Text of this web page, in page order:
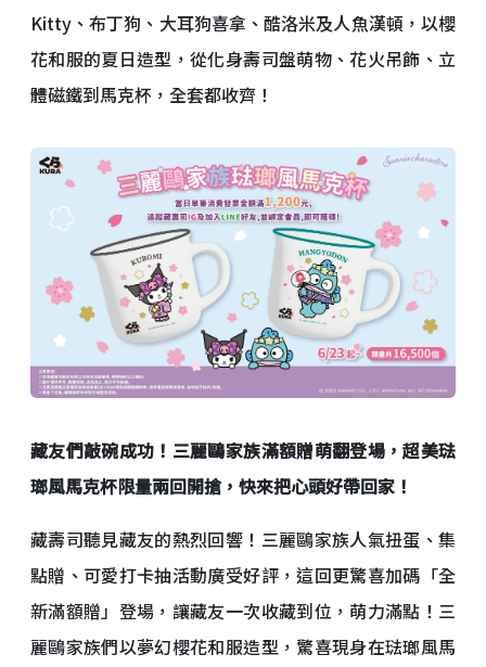
Kitty、布丁狗、大耳狗喜拿、酷洛米及人魚漢頓，以櫻
花和服的夏日造型，從化身壽司盤萌物、花火吊飾、立
體磁鐵到馬克杯，全套都收齊！
藏友們敲碗成功！三麗鷗家族滿額贈萌翻登場，超美琺
瑯風馬克杯限量兩回開搶，快來把心頭好帶回家！
藏壽司聽見藏友的熱烈回響！三麗鷗家族人氣扭蛋、集
點贈、可愛打卡抽活動廣受好評，這回更驚喜加碼「全
新滿額贈」登場，讓藏友一次收藏到位，萌力滿點！三
麗鷗家族們以夢幻櫻花和服造型，驚喜現身在琺瑯風馬